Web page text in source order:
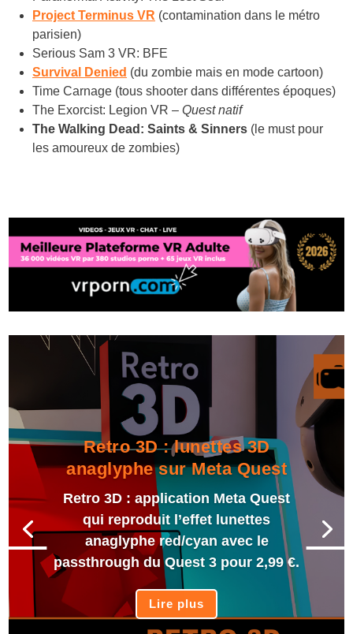
Project Terminus VR (contamination dans le métro
parisien)
Serious Sam 3 VR: BFE
Survival Denied (du zombie mais en mode cartoon)
Time Carnage (tous shooter dans différentes époques)
The Exorcist: Legion VR –Quest natif
The Walking Dead: Saints & Sinners (le must pour
les amoureux de zombies)
Retro 3D : lunettes 3D
anaglyphe sur Meta Quest
Retro 3D : application Meta Quest
qui reproduit l’effet lunettes
anaglyphe red/cyan avec le
passthrough du Quest 3 pour 2,99 €.
Lire plus